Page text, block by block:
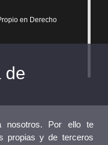
en Derecho
propio de la
de
nosotros. Por ello te
propias y de terceros